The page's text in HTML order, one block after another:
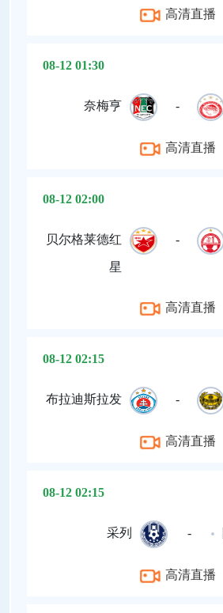
高清直播
08-12 01:30
奈梅亨 -
高清直播
08-12 02:00
贝尔格莱德红
星
-
高清直播
08-12 02:15
布拉迪斯拉发 -
高清直播
08-12 02:15
采列 -
高清直播